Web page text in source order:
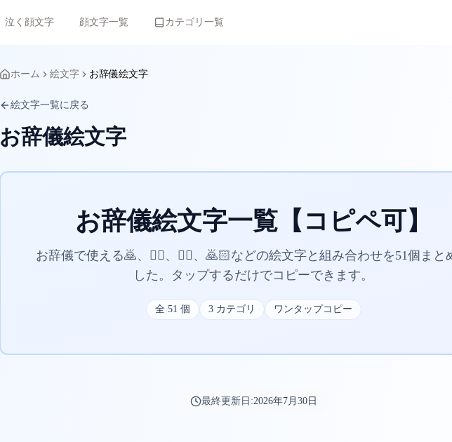
泣く顔文字 顔文字一覧 カテゴリ一覧
ホーム 絵文字 お辞儀絵文字
絵文字一覧に戻る
お辞儀絵文字
お辞儀絵文字一覧【コピペ可】
お辞儀で使える🙇、🙇‍♀️、🙇‍♂️、🙇🏻などの絵文字と組み合わせを51個まと
した。タップするだけでコピーできます。
全 51 個 3カテゴリ ワンタップコピー
最終更新日:2026年7月30日